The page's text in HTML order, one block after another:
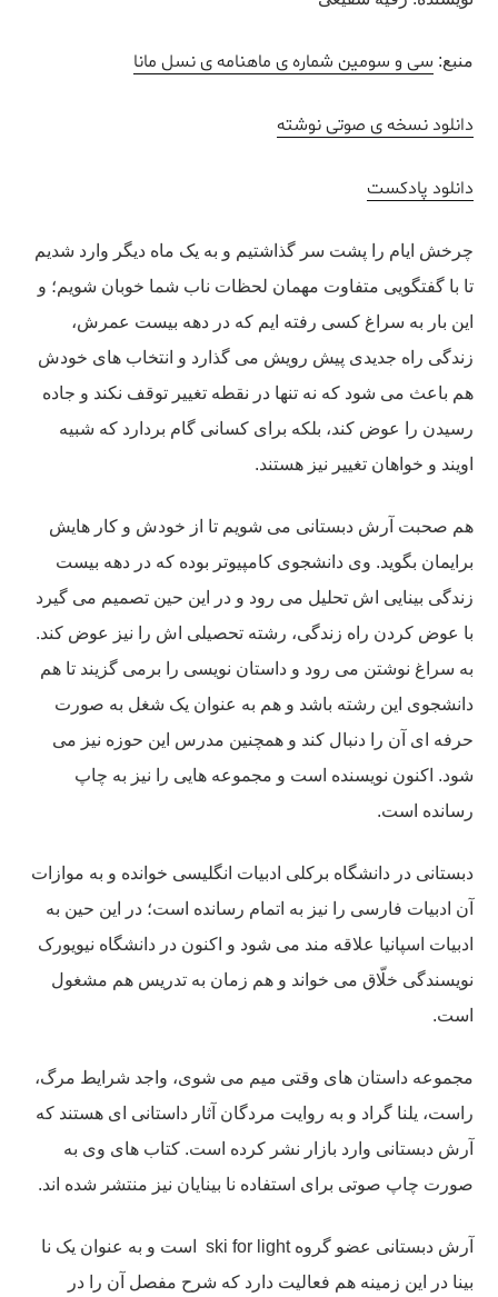
منبع: سی و سومین شماره ی ماهنامه ی نسل مانا
دانلود نسخه ی صوتی نوشته
دانلود پادکست
چرخش ایام را پشت سر گذاشتیم و به یک ماه دیگر وارد شدیم
تا با گفتگویی متفاوت مهمان لحظات ناب شما خوبان شویم؛ و
این بار به سراغ کسی رفته ایم که در دهه بیست عمرش،
زندگی راه جدیدی پیش رویش می گذارد و انتخاب های خودش
هم باعث می شود که نه تنها در نقطه تغییر توقف نکند و جاده
رسیدن را عوض کند، بلکه برای کسانی گام بردارد که شبیه
اویند و خواهان تغییر نیز هستند.
هم صحبت آرش دبستانی می شویم تا از خودش و کار هایش
برایمان بگوید. وی دانشجوی کامپیوتر بوده که در دهه بیست
زندگی بینایی اش تحلیل می رود و در این حین تصمیم می گیرد
با عوض کردن راه زندگی، رشته تحصیلی اش را نیز عوض کند.
به سراغ نوشتن می رود و داستان نویسی را برمی گزیند تا هم
دانشجوی این رشته باشد و هم به عنوان یک شغل به صورت
حرفه ای آن را دنبال کند و همچنین مدرس این حوزه نیز می
شود. اکنون نویسنده است و مجموعه هایی را نیز به چاپ
رسانده است.
دبستانی در دانشگاه برکلی ادبیات انگلیسی خوانده و به موازات
آن ادبیات فارسی را نیز به اتمام رسانده است؛ در این حین به
ادبیات اسپانیا علاقه مند می شود و اکنون در دانشگاه نیویورک
نویسندگی خلّاق می خواند و هم زمان به تدریس هم مشغول
است.
مجموعه داستان های وقتی میم می شوی، واجد شرایط مرگ،
راست، یلنا گراد و به روایت مردگان آثار داستانی ای هستند که
آرش دبستانی وارد بازار نشر کرده است. کتاب های وی به
صورت چاپ صوتی برای استفاده نا بینایان نیز منتشر شده اند.
آرش دبستانی عضو گروه ski for light است و به عنوان یک نا
بینا در این زمینه هم فعالیت دارد که شرح مفصل آن را در